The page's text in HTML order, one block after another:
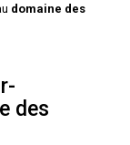
domaine des
des